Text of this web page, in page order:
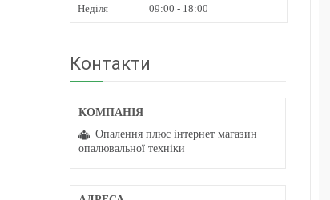
Неділя
09:00 18:00
Контакти
Опалення плюс інтернет магазин
опалювальної техніки